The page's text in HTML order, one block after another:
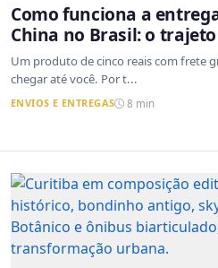
Como funciona a
China no Brasil: o
do outro lado do mundo
Um produto de cinco reais com frete
chegar até você. Por t...
ENVIOS E ENTREGAS 8 min